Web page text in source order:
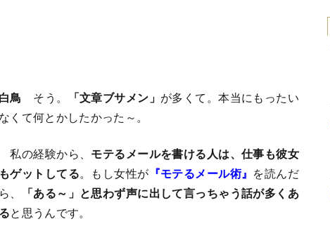
鳥 そう。 「文章ブサメン」 が多くて。本当にもったい
くて何とかしたかった～。
の経験から、 モテるメールを書ける人は、仕事も彼女
ゲットしてる。もし女性が 『モテるメール術』 を読んだ
、
「ある～」と思わず声に出して言っちゃう話が多くあ
と思うんです。